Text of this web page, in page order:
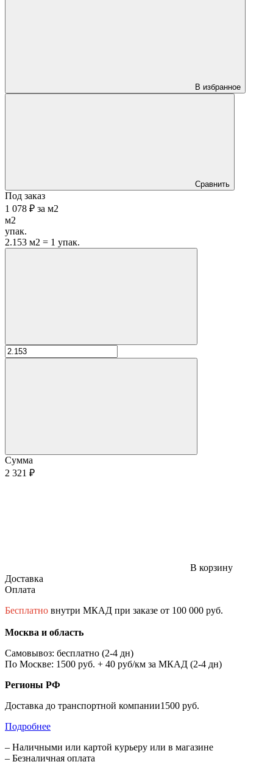
В избранное
Сравнить
Под заказ
1 078 ₽ за м2
м2
упак.
2.153 м2 = 1 упак.
Сумма
2 321 ₽
В корзину
Доставка
Оплата
Бесплатно внутри МКАД при заказе от 100 000 руб.
Москва и область
Самовывоз: бесплатно (2-4 дн)
По Москве: 1500 руб. + 40 руб/км за МКАД (2-4 дн)
Регионы РФ
Доставка до транспортной компании1500 руб.
Подробнее
– Наличными или картой курьеру или в магазине
– Безналичная оплата